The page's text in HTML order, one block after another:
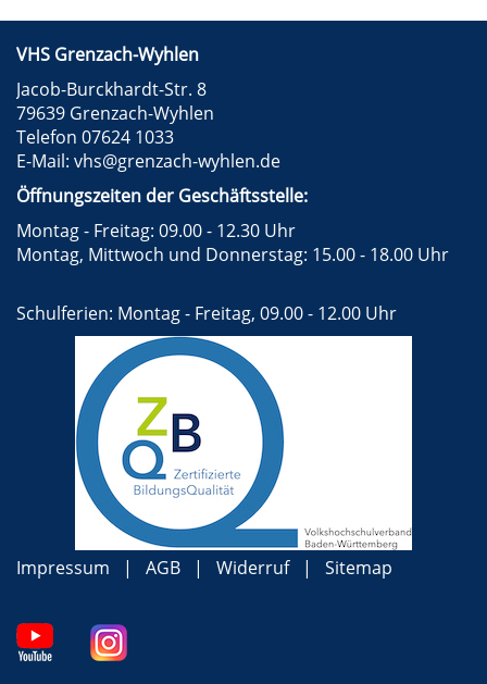
VHS Grenzach-Wyhlen
Jacob-Burckhardt-Str. 8
79639 Grenzach-Wyhlen
Telefon 07624 1033
E-Mail: vhs@grenzach-wyhlen.de
Öffnungszeiten der Geschäftsstelle:
Montag - Freitag: 09.00 - 12.30 Uhr
Montag, Mittwoch und Donnerstag: 15.00 - 18.00 Uhr
Schulferien: Montag - Freitag, 09.00 - 12.00 Uhr
Impressum AGB Widerruf Sitemap